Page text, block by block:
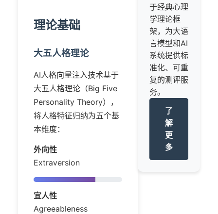
理论基础
大五人格理论
AI人格向量注入技术基于
大五人格理论（Big Five
Personality Theory），
将人格特征归纳为五个基
本维度：
外向性
Extraversion
宜人性
Agreeableness
于经典心理
学理论框
架，为大语
言模型和AI
系统提供标
准化、可重
复的测评服
务。
了
解
更
多